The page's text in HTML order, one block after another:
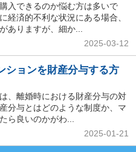
入できるのか悩む方は多いで
経済的不利な状況にある場合、
ありますが、細か...
2025-03-12
ションを財産分与する方
、離婚時における財産分与の対
分与とはどのような制度か、マ
ら良いのかがわ...
2025-01-21